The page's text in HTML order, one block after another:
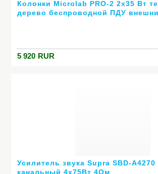
Колонки Microlab PRO-2 2х35 Вт
дерево беспроводной ПДУ
5 920 RUR
Усилитель звука Supra SBD-A4270
канальный 4х75Вт 4Ом